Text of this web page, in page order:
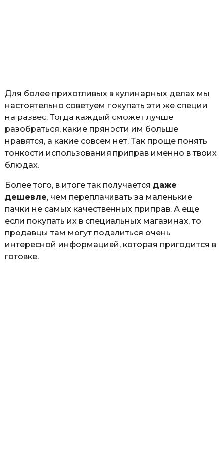
Для более прихотливых в кулинарных делах мы
настоятельно советуем покупать эти же специи
на развес. Тогда каждый сможет лучше
разобраться, какие пряности им больше
нравятся, а какие совсем нет. Так проще понять
тонкости использования приправ именно в твоих
блюдах.
Более того, в итоге так получается даже
дешевле, чем переплачивать за маленькие
пачки не самых качественных приправ. А еще
если покупать их в специальных магазинах, то
продавцы там могут поделиться очень
интересной информацией, которая пригодится в
готовке.